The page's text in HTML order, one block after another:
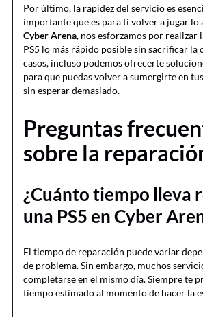
Por último, la rapidez del servicio es
importante que es para ti volver a jugar lo
Cyber Arena, nos esforzamos por realizar
PS5 lo más rápido posible sin sacrificar la
casos, incluso podemos ofrecerte
para que puedas volver a sumergirte en
sin esperar demasiado.
Preguntas
sobre la
¿Cuánto tiempo lleva
una PS5 en Cyber
El tiempo de reparación puede variar
de problema. Sin embargo, muchos
completarse en el mismo día. Siempre te
tiempo estimado al momento de hacer la